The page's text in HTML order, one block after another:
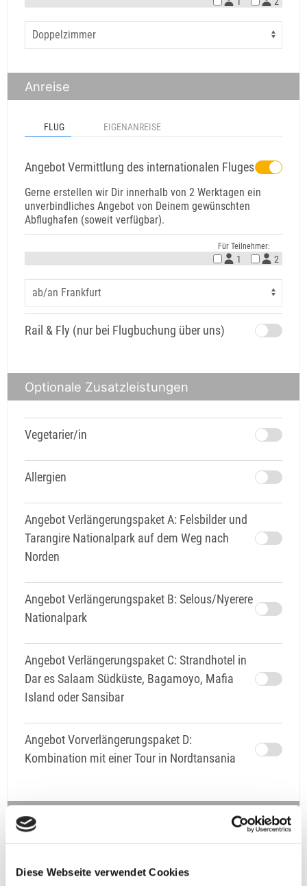
Diese Webseite verwendet Cookies
Anreise
FLUG EIGENANREISE
Angebot Vermittlung des internationalen Fluges
Gerne erstellen wir Dir innerhalb von 2 Werktagen ein
unverbindliches Angebot von Deinem gewünschten
Abflughafen (soweit verfügbar).
Für Teilnehmer:
1 2
Rail & Fly (nur bei Flugbuchung über uns)
Optionale Zusatzleistungen
Vegetarier/in
Allergien
Angebot Verlängerungspaket A: Felsbilder und
Tarangire Nationalpark auf dem Weg nach
Norden
Angebot Verlängerungspaket B: Selous/Nyerere
Nationalpark
Angebot Verlängerungspaket C: Strandhotel in
Dar es Salaam Südküste, Bagamoyo, Mafia
Island oder Sansibar
Angebot Vorverlängerungspaket D:
Kombination mit einer Tour in Nordtansania
Gutschein